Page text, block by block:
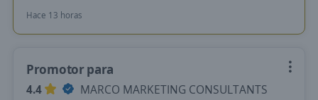
Hace 13 horas
Promotor para
4.4
MARCO MARKETING CONSULTANTS